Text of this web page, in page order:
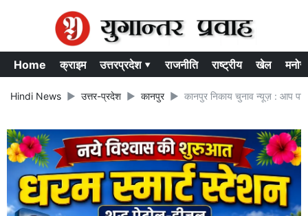
Home क्राइम उत्तरप्रदेश ▾ राजनीति राष्ट्रीय खेल
Hindi News उत्तर-प्रदेश कानपुर कानपुर निकाय चुनाव न्यूज़ : आप